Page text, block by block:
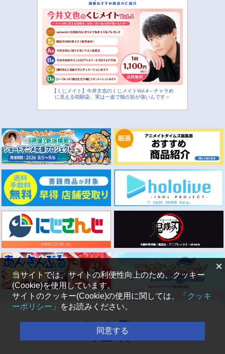
【くじメイト】今井文也のくじメイトVol.4～チャラめ
に見える幼馴染、実は一途で独占欲が強いんです～
アニメイト
×
当サイトでは、サイトの利便性向上のため、クッキー
(Cookie)を使用しています。
サイトのクッキー(Cookie)の使用に関しては、
「クッキ
ーポリシー」
をお読みください。
同意する